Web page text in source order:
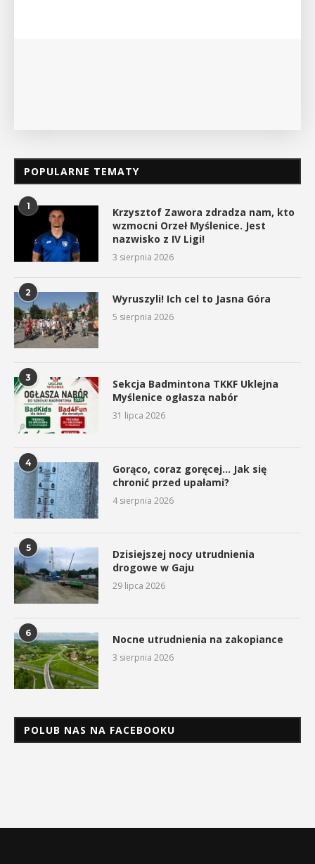
POPULARNE TEMATY
1
Krzysztof Zawora zdradza nam, kto
wzmocni Orzeł Myślenice. Jest
nazwisko z IV Ligi!
3 sierpnia 2026
2 Wyruszyli! Ich cel to Jasna Góra
5 sierpnia 2026
3
Sekcja Badmintona TKKF Uklejna
Myślenice ogłasza nabór
31 lipca 2026
4
Gorąco, coraz goręcej… Jak się
chronić przed upałami?
4 sierpnia 2026
5
Dzisiejszej nocy utrudnienia
drogowe w Gaju
29 lipca 2026
6 Nocne utrudnienia na zakopiance
3 sierpnia 2026
POLUB NAS NA FACEBOOKU